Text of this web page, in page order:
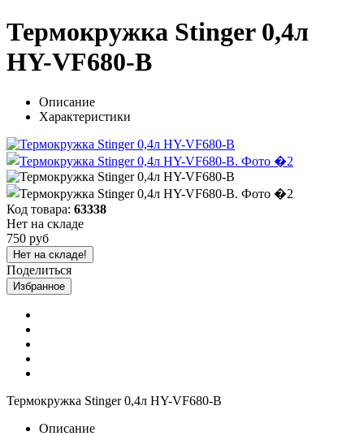
Термокружка Stinger 0,4л
HY-VF680-B
Описание
Характеристики
Код товара: 63338
Нет на складе
750 руб
Нет на складе!
Поделиться
Избранное
Термокружка Stinger 0,4л HY-VF680-B
Описание